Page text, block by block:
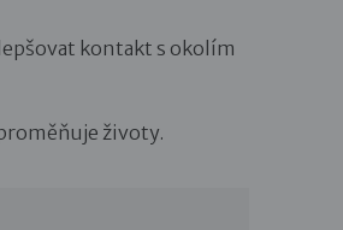
kontakt s okolím
životy.